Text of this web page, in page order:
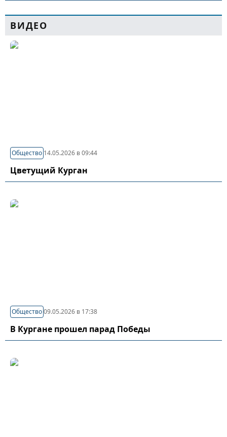
ВИДЕО
Общество 14.05.2026 в 09:44
Цветущий Курган
Общество09.05.2026 в 17:38
В Кургане прошел парад Победы